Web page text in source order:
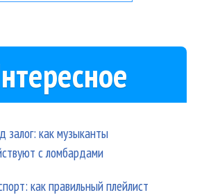
залог: как музыканты
с ломбардами
как правильный плейлист